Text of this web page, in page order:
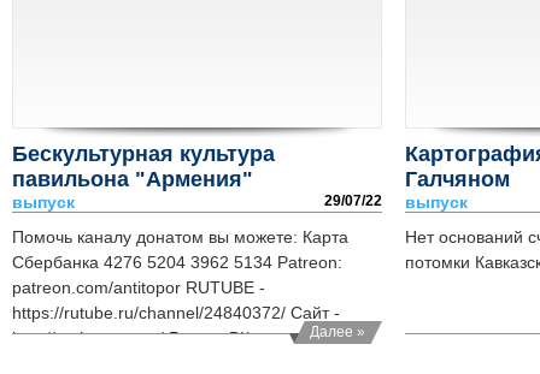
Бескультурная культура
павильона "Армения"
выпуск 29/07/22
Помочь каналу донатом вы можете: Карта
Сбербанка 4276 5204 3962 5134 Patreon:
patreon.com/antitopor RUTUBE -
https://rutube.ru/channel/24840372/ Сайт -
http://antitopor.com/ Группа ВК -
Далее »
Галчяном
выпуск
Нет оснований
потомки